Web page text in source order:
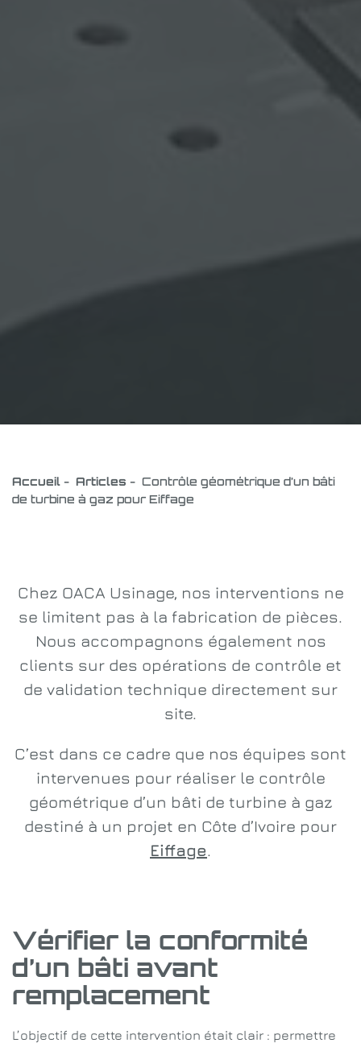
Accueil - Articles - Contrôle géométrique d’un bâti
de turbine à gaz pour Eiffage
Chez OACA Usinage, nos interventions ne
se limitent pas à la fabrication de pièces.
Nous accompagnons également nos
clients sur des opérations de contrôle et
de validation technique directement sur
site.
C’est dans ce cadre que nos équipes sont
intervenues pour réaliser le contrôle
géométrique d’un bâti de turbine à gaz
destiné à un projet en Côte d’Ivoire pour
Eiffage.
Vérifier la conformité
d’un bâti avant
remplacement
L’objectif de cette intervention était clair : permettre